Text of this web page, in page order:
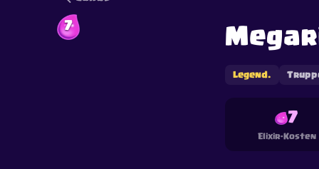
7
Legend.
7
Elixir-Kosten
This content is not
is not responsible for